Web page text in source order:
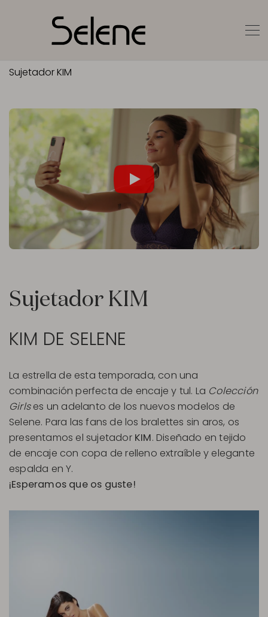
Sujetador KIM
Sujetador KIM
KIM DE SELENE
La estrella de esta temporada, con una
combinación perfecta de encaje y tul. La Colección
Girlses un adelanto de los nuevos modelos de
Selene. Para las fans de los bralettes sin aros, os
presentamos el sujetador KIM. Diseñado en tejido
de encaje con copa de relleno extraíble y elegante
espalda en Y.
¡Esperamos que os guste!